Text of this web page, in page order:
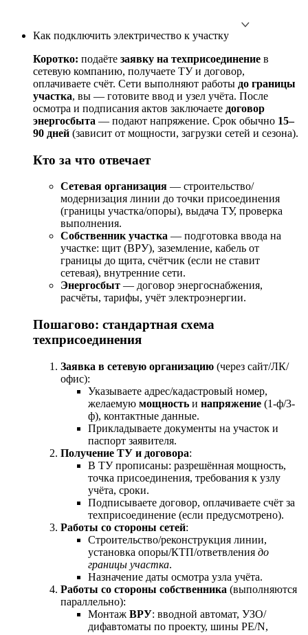
Как подключить электричество к участку
Коротко: подаёте заявку на техприсоединение в
сетевую компанию, получаете ТУ и договор,
оплачиваете счёт. Сети выполняют работы до границы
участка, вы — готовите ввод и узел учёта. После
осмотра и подписания актов заключаете договор
энергосбыта — подают напряжение. Срок обычно 15–
90 дней (зависит от мощности, загрузки сетей и сезона).
Кто за что отвечает
Сетевая организация — строительство/
модернизация линии до точки присоединения
(границы участка/опоры), выдача ТУ, проверка
выполнения.
Собственник участка — подготовка ввода на
участке: щит (ВРУ), заземление, кабель от
границы до щита, счётчик (если не ставит
сетевая), внутренние сети.
Энергосбыт — договор энергоснабжения,
расчёты, тарифы, учёт электроэнергии.
Пошагово: стандартная схема
техприсоединения
Заявка в сетевую организацию (через сайт/ЛК/
офис):
Указываете адрес/кадастровый номер,
желаемую мощность и напряжение (1-ф/3-
ф), контактные данные.
Прикладываете документы на участок и
паспорт заявителя.
Получение ТУ и договора:
В ТУ прописаны: разрешённая мощность,
точка присоединения, требования к узлу
учёта, сроки.
Подписываете договор, оплачиваете счёт за
техприсоединение (если предусмотрено).
Работы со стороны сетей:
Строительство/реконструкция линии,
установка опоры/КТП/ответвления до
границы участка.
Назначение даты осмотра узла учёта.
Работы со стороны собственника (выполняются
параллельно):
Монтаж ВРУ: вводной автомат, УЗО/
дифавтоматы по проекту, шины PE/N,